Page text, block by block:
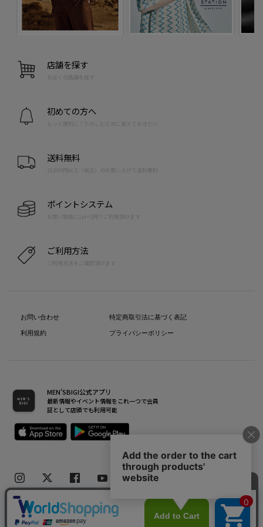
店舗を探す
お近くの店舗を探す
初めての方へ
もっと便利に！たのしむために覚えておきたい
送料無料
10,000円以上（税込）のお買い上げで送料無料
ポイントシステム
お買い物毎に1pt=1円でご利用頂けます
ご利用方法
ご利用方法をご確認頂けます
お問い合わせ
利用規約
特定商取引法に基づく表記
プライバシーポリシー
MEN’SBIGI公式アプリ
最新情報やイベント情報をこれ一つで会員
証として店頭でも利用可能
Copyright(C) Bigi Co.,Ltd.All Rights Reserved.